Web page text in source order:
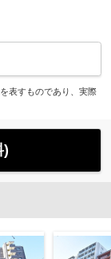
表すものであり、実際
)